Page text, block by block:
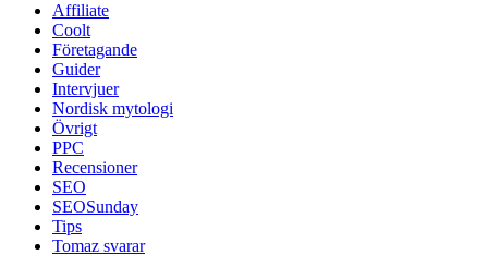
Affiliate
Coolt
Företagande
Guider
Intervjuer
Nordisk mytologi
Övrigt
PPC
Recensioner
SEO
SEOSunday
Tips
Tomaz svarar